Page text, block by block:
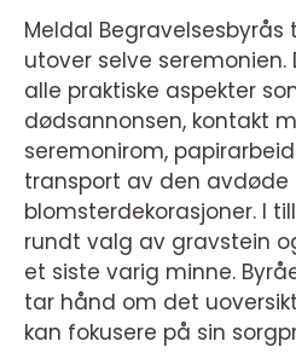
Meldal
utover selve
alle praktiske aspekter
dødsannonsen, kontakt
seremonirom,
transport av den avdøde
blomsterdekorasjoner. I
rundt valg av gravstein
et siste varig minne.
tar hånd om det
kan fokusere på sin